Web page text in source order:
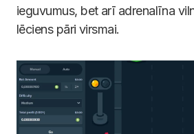
ieguvumus, bet arī adrenalīna
lēciens pāri virsmai.